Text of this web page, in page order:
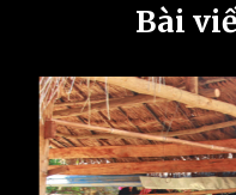
Bài